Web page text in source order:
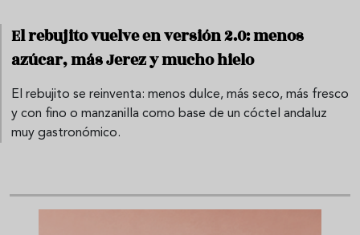
El rebujito vuelve en versión 2.0: menos
azúcar, más Jerez y mucho hielo
El rebujito se reinventa: menos dulce, más seco, más fresco
y con fino o manzanilla como base de un cóctel andaluz
muy gastronómico.